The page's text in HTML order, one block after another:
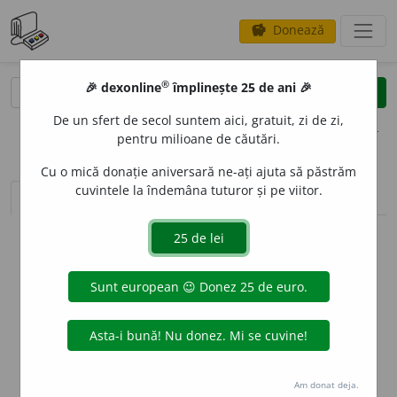
savings Donează
clear
opțiuni
sinteza definițiilor (1) definiții (11) declinări
info
Aceste definiții sunt compilate de
echipa dexonline. Definițiile
originale se află pe filadefiniții.
preferințe
🎉 dexonline® împlinește 25 de ani 🎉
De un sfert de secol suntem aici, gratuit, zi de zi,
pentru milioane de căutări.
Cu o mică donație aniversară ne-ați ajuta să păstrăm
cuvintele la îndemâna tuturor și pe viitor.
Am donat deja.